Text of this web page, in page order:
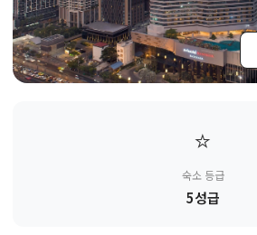
⭐
숙소 등급
5성급